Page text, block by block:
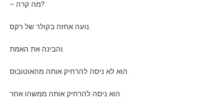
– מה קרה?
נועה אחזה בקולר של רקס.
והבינה את האמת.
הוא לא ניסה להרחיק אותה מהאוטובוס.
הוא ניסה להרחיק אותה ממשהו אחר.